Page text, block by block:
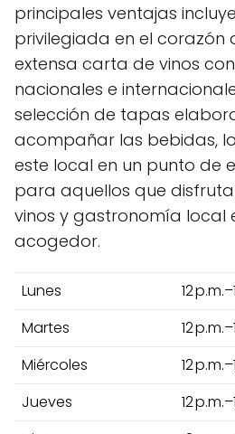
principales ventajas
privilegiada en el corazón
extensa carta de vinos
nacionales e
selección de tapas
acompañar las bebidas,
este local en un punto de
para aquellos que
vinos y gastronomía local
acogedor.
Lunes
12
Martes
12
Miércoles
12
Jueves
12